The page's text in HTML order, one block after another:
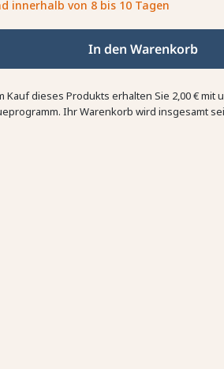
innerhalb von 8 bis 10 Tagen
In den Warenkorb
Kauf dieses Produkts erhalten Sie 2,00 €mit
Ihr Warenkorb wird insgesamt